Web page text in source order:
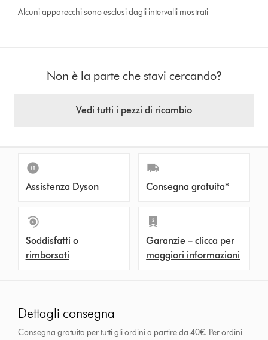
Alcuni apparecchi sono esclusi dagli intervalli mostrati
Non è la parte che stavi cercando?
Vedi tutti i pezzi di ricambio
Assistenza Dyson Consegna gratuita*
Soddisfatti o
rimborsati
Garanzie – clicca per
maggiori informazioni
Dettagli consegna
Consegna gratuita per tutti gli ordini a partire da 40€. Per ordini